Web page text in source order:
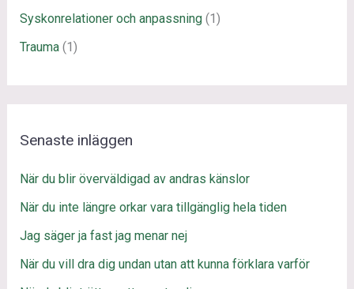
Syskonrelationer och anpassning(1)
Trauma(1)
Senaste inläggen
När du blir överväldigad av andras känslor
När du inte längre orkar vara tillgänglig hela tiden
Jag säger ja fast jag menar nej
När du vill dra dig undan utan att kunna förklara varför